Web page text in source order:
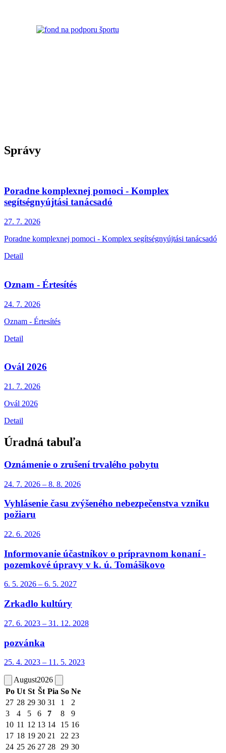
Správy
Poradne komplexnej pomoci - Komplex
segítségnyújtási tanácsadó
27. 7. 2026
Poradne komplexnej pomoci - Komplex segítségnyújtási tanácsadó
Detail
Oznam - Értesítés
24. 7. 2026
Oznam - Értesítés
Detail
Ovál 2026
21. 7. 2026
Ovál 2026
Detail
Úradná tabuľa
Oznámenie o zrušení trvalého pobytu
24. 7. 2026 – 8. 8. 2026
Vyhlásenie času zvýšeného nebezpečenstva vzniku
požiaru
22. 6. 2026
Informovanie účastníkov o prípravnom konaní -
pozemkové úpravy v k. ú. Tomášikovo
6. 5. 2026 – 6. 5. 2027
Zrkadlo kultúry
27. 6. 2023 – 31. 12. 2028
pozvánka
25. 4. 2023 – 11. 5. 2023
August2026
Po Ut St Št Pia So Ne
27 28 29 30 31 1
2
3
4 5 6 7 8
9
10 11 12 13 14 15 16
17 18 19 20 21 22 23
24 25 26 27 28 29 30